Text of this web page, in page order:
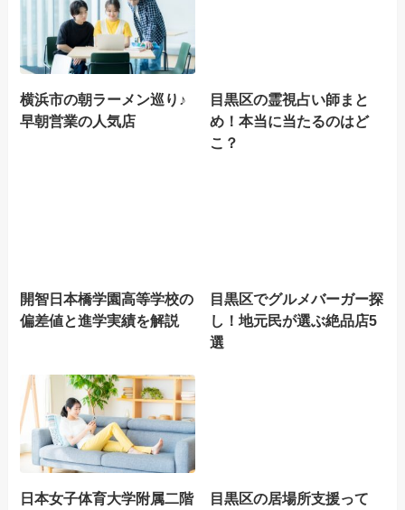
横浜市の朝ラーメン巡り♪
早朝営業の人気店
目黒区の霊視占い師まと
め！本当に当たるのはど
こ？
開智日本橋学園高等学校の
偏差値と進学実績を解説
目黒区でグルメバーガー探
し！地元民が選ぶ絶品店5
選
日本女子体育大学附属二階
目黒区の居場所支援って